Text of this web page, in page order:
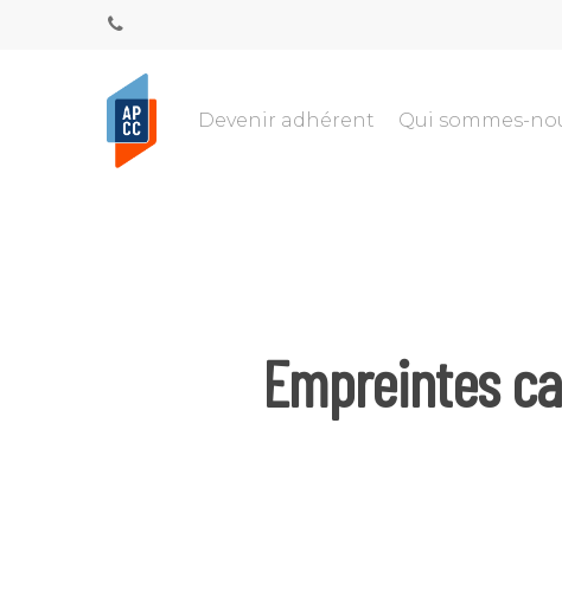
Devenir adhérent Qui sommes-
Empreintes